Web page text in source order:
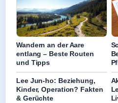
Wandern an der Aare
entlang – Beste Routen
und Tipps
Lee Jun-ho: Beziehung,
Kinder, Operation? Fakten
& Gerüchte